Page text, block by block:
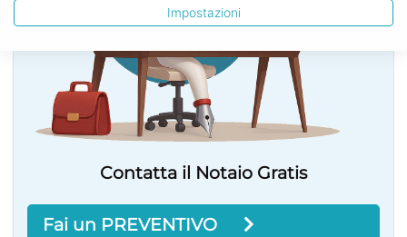
Contatta il Notaio Gratis
Fai un PREVENTIVO
Impostazioni